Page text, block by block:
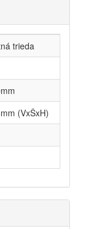
trieda
(VxŠxH)